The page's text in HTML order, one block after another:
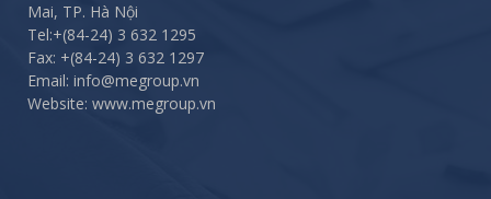
Mai, TP. Hà Nội
Tel:+(84-24) 3 632 1295
Fax: +(84-24) 3 632 1297
Email: info@megroup.vn
Website: www.megroup.vn